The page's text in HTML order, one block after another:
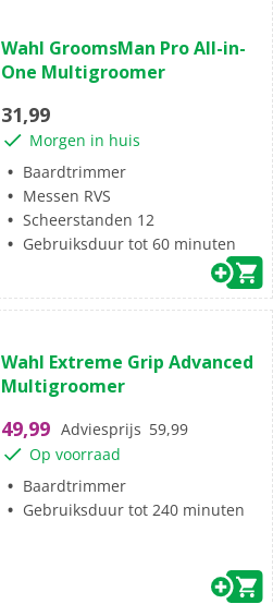
van
de
sterren.
Wahl GroomsMan Pro All-in-
One Multigroomer
31,99
Morgen in huis
Baardtrimmer
Messen RVS
Scheerstanden 12
Gebruiksduur tot 60 minuten
van
de
sterren.
Wahl Extreme Grip Advanced
Multigroomer
49,99 Adviesprijs 59,99
Op voorraad
Baardtrimmer
Gebruiksduur tot 240 minuten